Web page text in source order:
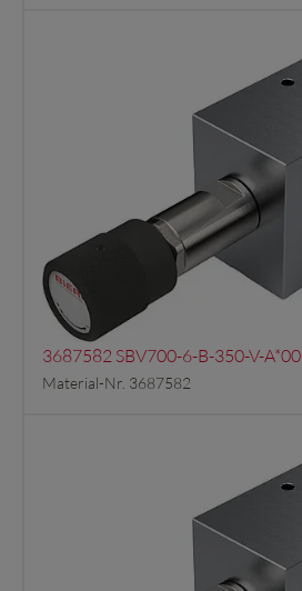
3687582 SBV700-6-B-350-V-A*00
Material-Nr. 3687582